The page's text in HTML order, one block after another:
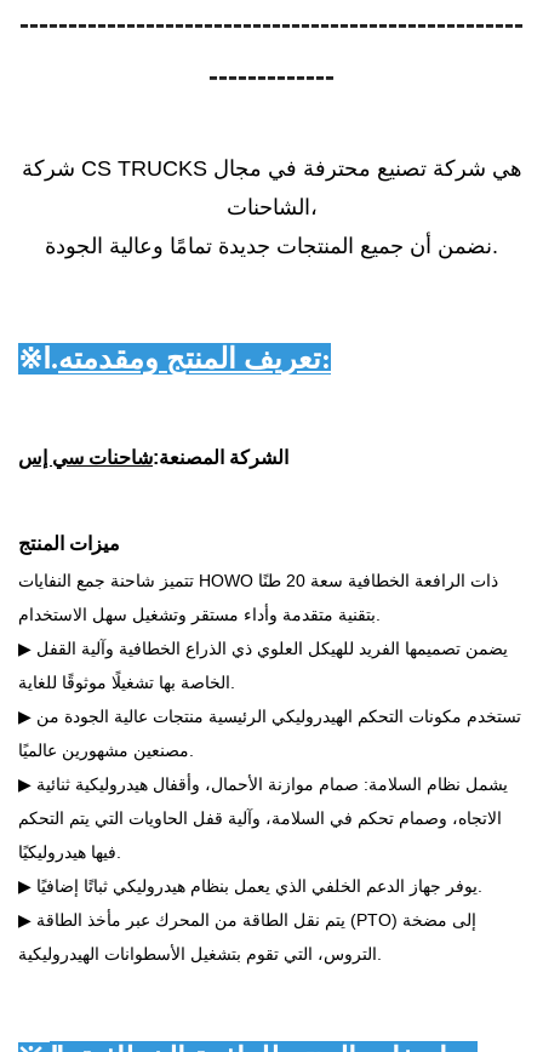
----------------------------------------------------
-------------
شركة CS TRUCKS هي شركة تصنيع محترفة في مجال
الشاحنات،
نضمن أن جميع المنتجات جديدة تمامًا وعالية الجودة.
※ Ⅰ. تعريف المنتج ومقدمته:
الشركة المصنعة:شاحنات سي إس
ميزات المنتج
تتميز شاحنة جمع النفايات HOWO ذات الرافعة الخطافية سعة 20 طنًا
▶ يضمن تصميمها الفريد للهيكل العلوي ذي الذراع الخطافية وآلية القفل
▶ تستخدم مكونات التحكم الهيدروليكي الرئيسية منتجات عالية الجودة من
▶ يشمل نظام السلامة: صمام موازنة الأحمال، وأقفال هيدروليكية ثنائية
الاتجاه، وصمام تحكم في السلامة، وآلية قفل الحاويات التي يتم التحكم
▶ يتم نقل الطاقة من المحرك عبر مأخذ الطاقة (PTO) إلى مضخة